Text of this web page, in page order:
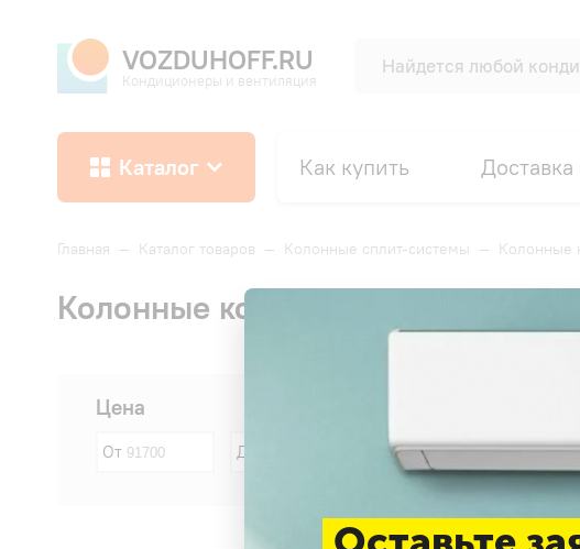
VOZDUHOFF.RU
Кондиционеры и вентиляция
Каталог Как купить Доставка
Главная — Каталог товаров — Колонные сплит-системы — Колонные
Колонные кондиционеры TCL
Цена
От До